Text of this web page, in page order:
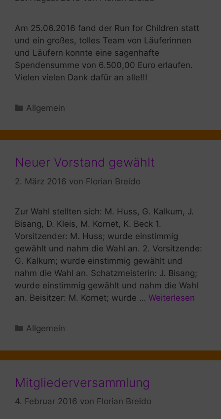
Am 25.06.2016 fand der Run for Children statt
und ein großes, tolles Team von Läuferinnen
und Läufern konnte eine sagenhafte
Spendensumme von 6.500,00 Euro erlaufen.
Vielen vielen Dank dafür an alle!!!
Kategorien
Allgemein
Neuer Vorstand gewählt
2. März 2016 von Florian Breido
Zur Wahl stellten sich: M. Huss, G. Kalkum, J.
Bisang, D. Kleis, M. Kornet, K. Beck 1.
Vorsitzender: M. Huss; wurde einstimmig
gewählt und nahm die Wahl an. 2. Vorsitzende:
G. Kalkum; wurde einstimmig gewählt und
nahm die Wahl an. Schatzmeisterin: J. Bisang;
wurde einstimmig gewählt und nahm die Wahl
an. Beisitzer: M. Kornet; wurde … Weiterlesen
Kategorien
Allgemein
Mitgliederversammlung
4. Februar 2016 von Florian Breido